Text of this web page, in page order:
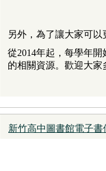
另外，為了讓大家可
從2014年起， 每學年開
的相關資源。歡迎大家
新竹高中圖書館電子書